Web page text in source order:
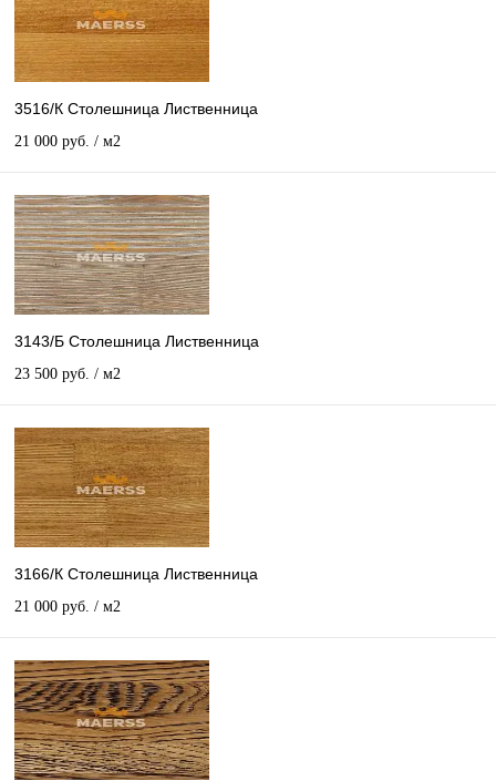
3516/К Столешница Лиственница
21 000 руб. / м2
3143/Б Столешница Лиственница
23 500 руб. / м2
3166/К Столешница Лиственница
21 000 руб. / м2